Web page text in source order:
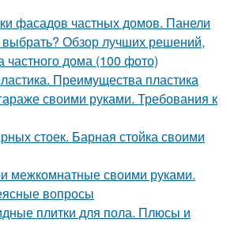
фасадов частных домов. Панели
Обзор лучших решений,
дома (100 фото)
Преимущества пластика
своими руками. Требования к
стоек. Барная стойка своими
межкомнатные своими руками.
вопросы
плитки для пола. Плюсы и